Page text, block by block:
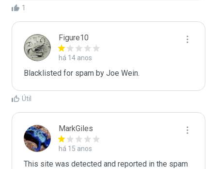
1
Figure10
há 14 anos
Blacklisted for spam by Joe Wein.
Útil
MarkGiles
há 15 anos
This site was detected and reported in the spam